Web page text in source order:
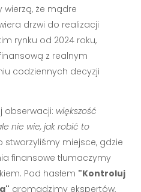
wierzą, że mądre
drzwi do realizacji
rynku od 2024 roku,
z realnym
codziennych decyzji
obserwacji: większość
nie wie, jak robić to
stworzyliśmy miejsce, gdzie
finansowe tłumaczymy
Pod hasłem "Kontroluj
gromadzimy ekspertów,